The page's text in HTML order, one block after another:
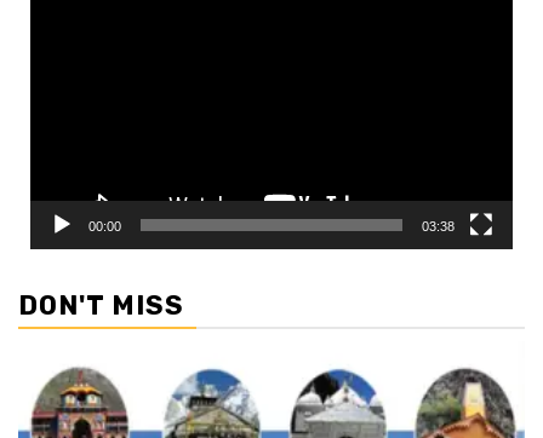
00:00 03:38
DON'T MISS